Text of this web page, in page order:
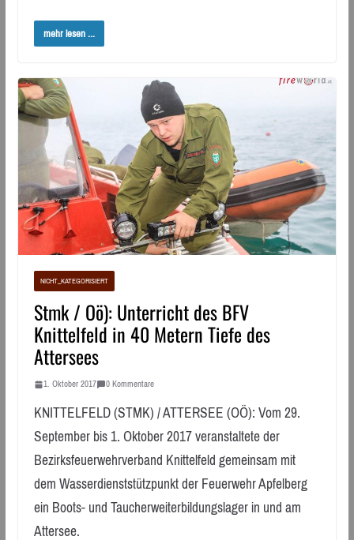
mehr lesen ...
NICHT_KATEGORISIERT
Stmk / Oö): Unterricht des BFV
Knittelfeld in 40 Metern Tiefe des
Attersees
1. Oktober 2017 0 Kommentare
KNITTELFELD (STMK) / ATTERSEE (OÖ): Vom 29.
September bis 1. Oktober 2017 veranstaltete der
Bezirksfeuerwehrverband Knittelfeld gemeinsam mit
dem Wasserdienststützpunkt der Feuerwehr Apfelberg
ein Boots- und Taucherweiterbildungslager in und am
Attersee.